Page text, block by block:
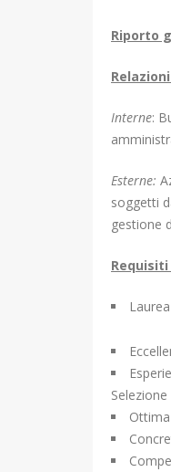
Riporto
Interne:
Esterne:
soggetti
gestione